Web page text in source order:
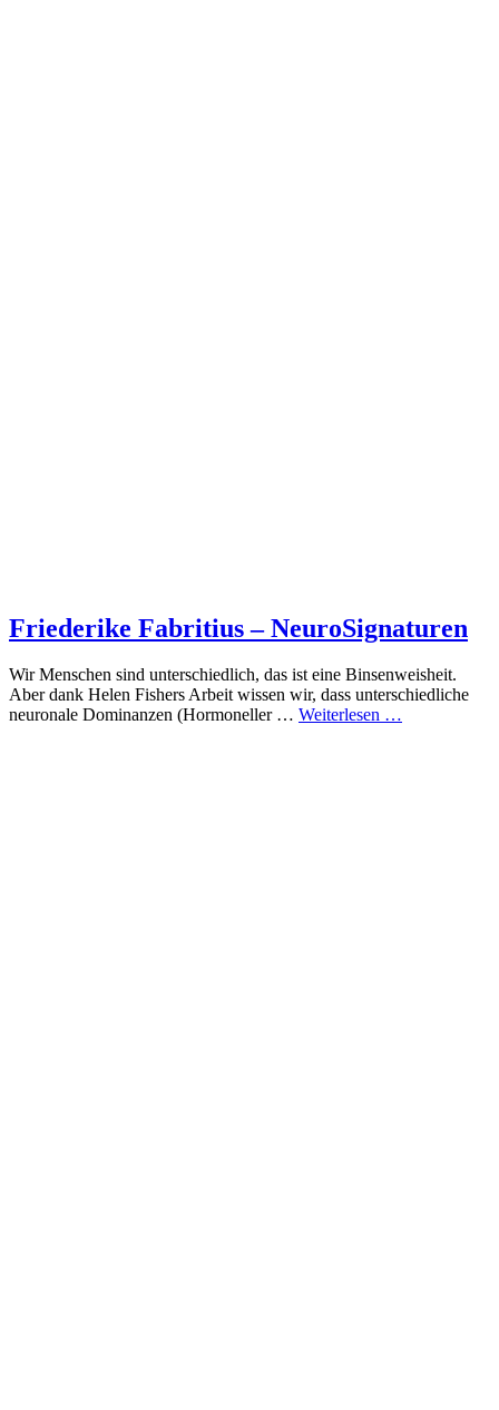
Friederike Fabritius – NeuroSignaturen
Wir Menschen sind unterschiedlich, das ist eine Binsenweisheit.
Aber dank Helen Fishers Arbeit wissen wir, dass unterschiedliche
neuronale Dominanzen (Hormoneller … Weiterlesen …